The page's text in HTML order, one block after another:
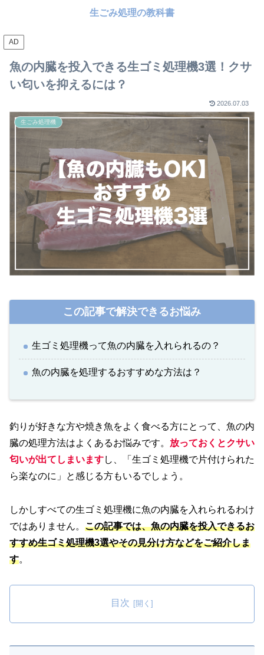
生ごみ処理の教科書
AD
魚の内臓を投入できる生ゴミ処理機3選！クサ
い匂いを抑えるには？
2026.07.03
生ごみ処理機
この記事で解決できるお悩み
生ゴミ処理機って魚の内臓を入れられるの？
魚の内臓を処理するおすすめな方法は？
釣りが好きな方や焼き魚をよく食べる方にとって、魚の内
臓の処理方法はよくあるお悩みです。 放っておくとクサい
匂いが出てしまいますし、「生ゴミ処理機で片付けられた
ら楽なのに」と感じる方もいるでしょう。
しかしすべての生ゴミ処理機に魚の内臓を入れられるわけ
ではありません。 この記事では、魚の内臓を投入できるお
すすめ生ゴミ処理機3選やその見分け方などをご紹介しま
す。
目次